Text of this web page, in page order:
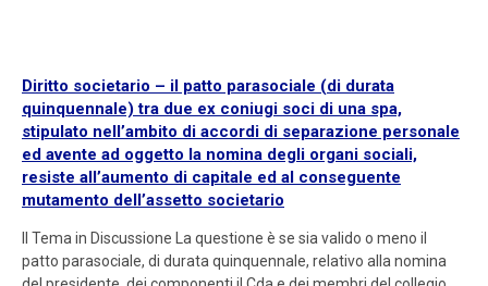
Diritto societario – il patto parasociale (di durata
quinquennale) tra due ex coniugi soci di una spa,
stipulato nell’ambito di accordi di separazione personale
ed avente ad oggetto la nomina degli organi sociali,
resiste all’aumento di capitale ed al conseguente
mutamento dell’assetto societario
Il Tema in Discussione La questione è se sia valido o meno il
patto parasociale, di durata quinquennale, relativo alla nomina